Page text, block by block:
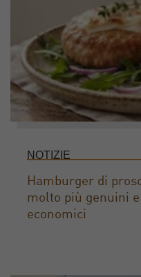
NOTIZIE
Hamburger di
molto più genuini
economici